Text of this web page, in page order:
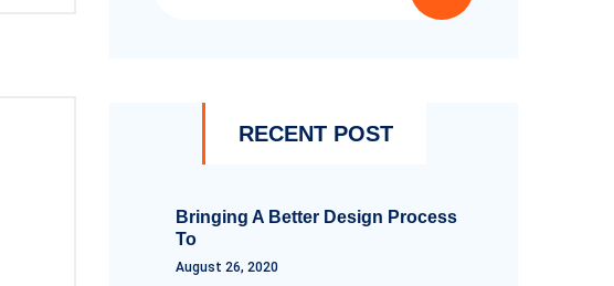
RECENT POST
Bringing A Better Design Process
To
August 26, 2020